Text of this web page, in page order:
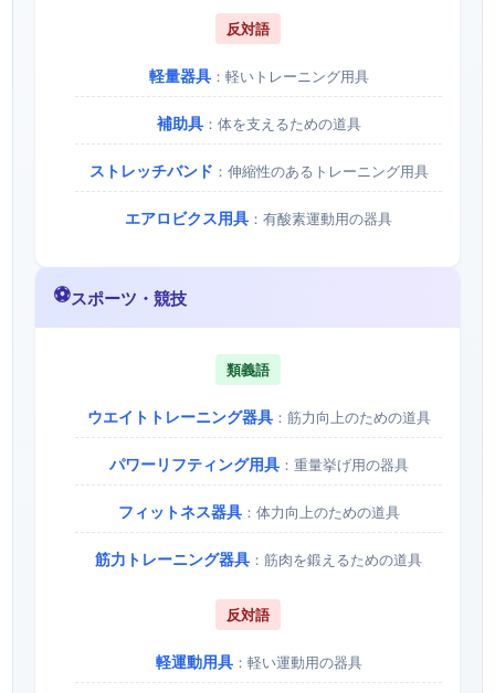
反対語
軽量器具：軽いトレーニング用具
補助具：体を支えるための道具
ストレッチバンド ：伸縮性のあるトレーニング用具
エアロビクス用具 ：有酸素運動用の器具
⚽スポーツ・競技
類義語
ウエイトトレーニング器具：筋力向上のための道具
パワーリフティング用具：重量挙げ用の器具
フィットネス器具：体力向上のための道具
筋力トレーニング器具 ：筋肉を鍛えるための道具
反対語
軽運動用具：軽い運動用の器具